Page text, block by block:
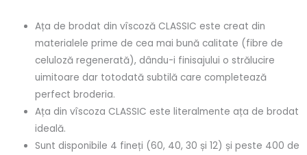
Ața de brodat din vîscoză CLASSIC este creat din
materialele prime de cea mai bună calitate (fibre de
celuloză regenerată), dându-i finisajului o strălucire
uimitoare dar totodată subtilă care completează
perfect broderia.
Ața din vîscoza CLASSIC este literalmente ața de brodat
ideală.
Sunt disponibile 4 fineți (60, 40, 30 și 12) și peste 400 de